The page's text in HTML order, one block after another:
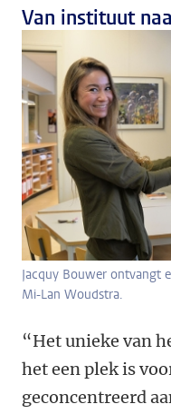
Van instituut
Jacquy Bouwer ontvangt
Mi-Lan Woudstra.
“Het unieke van
het een plek is
geconcentreerd